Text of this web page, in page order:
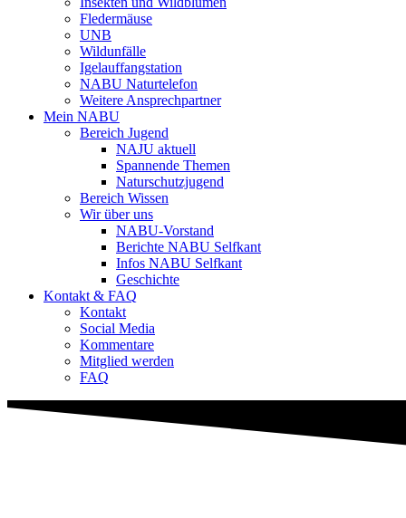
Fledermäuse
UNB
Wildunfälle
Igelauffangstation
NABU Naturtelefon
Weitere Ansprechpartner
Mein NABU
Bereich Jugend
NAJU aktuell
Spannende Themen
Naturschutzjugend
Bereich Wissen
Wir über uns
NABU-Vorstand
Berichte NABU Selfkant
Infos NABU Selfkant
Geschichte
Kontakt & FAQ
Kontakt
Social Media
Kommentare
Mitglied werden
FAQ